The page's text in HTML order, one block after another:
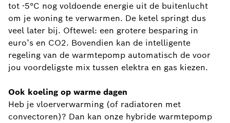
tot -5°C nog voldoende energie uit de buitenlucht
om je woning te verwarmen. De ketel springt dus
veel later bij. Oftewel: een grotere besparing in
euro’s en CO2. Bovendien kan de intelligente
regeling van de warmtepomp automatisch de voor
jou voordeligste mix tussen elektra en gas kiezen.
Ook koeling op warme dagen
Heb je vloerverwarming (of radiatoren met
convectoren)? Dan kan onze hybride warmtepomp